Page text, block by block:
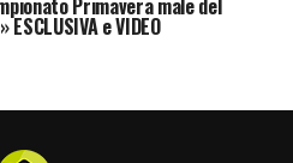
e VIDEO